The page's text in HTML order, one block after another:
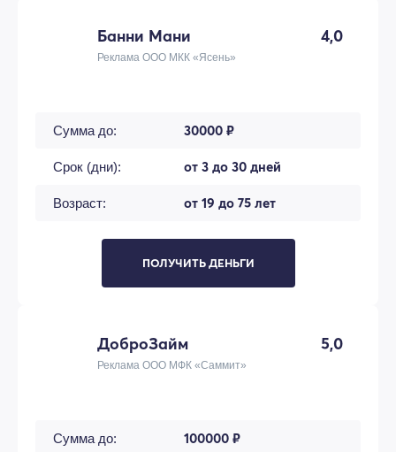
Банни Мани 4,0
Реклама ООО МКК «Ясень»
Сумма до: 30000 ₽
Срок (дни): от 3 до 30 дней
Возраст: от 19 до 75 лет
ПОЛУЧИТЬ ДЕНЬГИ
ДоброЗайм 5,0
Реклама ООО МФК «Саммит»
Сумма до: 100000 ₽